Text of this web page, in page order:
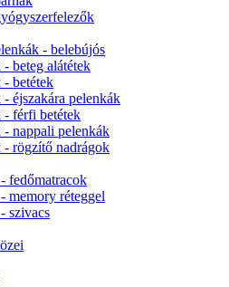
- belebújós
beteg alátétek
betétek
éjszakára pelenkák
- férfi betétek
nappali pelenkák
rögzítő nadrágok
fedőmatracok
memory réteggel
szivacs